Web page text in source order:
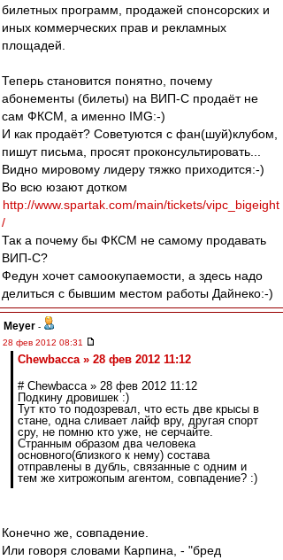
билетных программ, продажей спонсорских и
иных коммерческих прав и рекламных
площадей.
Теперь становится понятно, почему
абонементы (билеты) на ВИП-С продаёт не
сам ФКСМ, а именно IMG:-)
И как продаёт? Советуются с фан(шуй)клубом,
пишут письма, просят проконсультировать...
Видно мировому лидеру тяжко приходится:-)
Во всю юзают дотком
http://www.spartak.com/main/tickets/vipc_bigeight
/
Так а почему бы ФКСМ не самому продавать
ВИП-С?
Федун хочет самоокупаемости, а здесь надо
делиться с бывшим местом работы Дайнеко:-)
Meyer -
28 фев 2012 08:31
Chewbacca » 28 фев 2012 11:12
# Chewbacca » 28 фев 2012 11:12
Подкину дровишек :)
Тут кто то подозревал, что есть две крысы в
стане, одна сливает лайф вру, другая спорт
сру, не помню кто уже, не серчайте.
Странным образом два человека
основного(близкого к нему) состава
отправлены в дубль, связанные с одним и
тем же хитрожопым агентом, совпадение? :)
Конечно же, совпадение.
Или говоря словами Карпина, - "бред